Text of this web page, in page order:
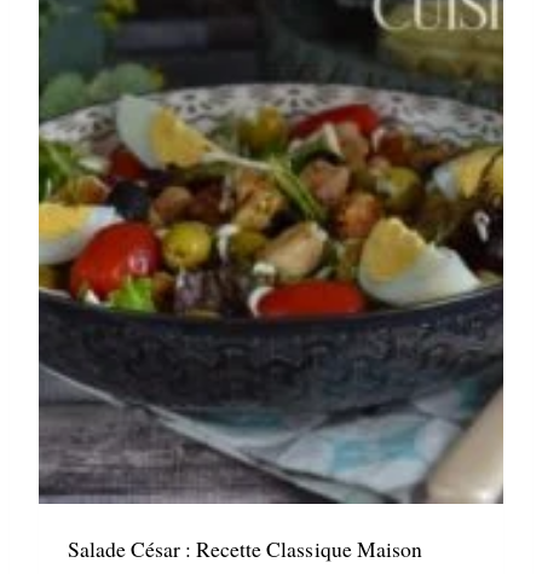
Salade César : Recette Classique Maison